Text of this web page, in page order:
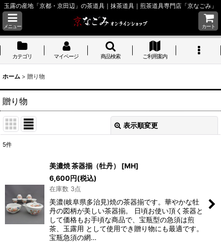
玉露の産地「京都・京田辺」の茶道具｜抹茶道具｜煎茶道具専門店「京なごみ」
メニュー カート
カテゴリ マイページ 商品検索 ご利用案内
ホーム > 贈り物
贈り物
表示順変更
絞り込む
5件
美濃焼 茶器揃（牡丹） [MH]
6,600円(税込)
在庫数 3点
美濃(岐阜県多治見)焼の茶器揃です。華やかな牡
丹の図柄が美しい茶器揃。 日頃お使い頂く茶器と
して価格もお手頃な商品で、宝瓶型の急須は煎
茶、玉露用 として使用でき贈り物にも最適です。
宝瓶急須の網…